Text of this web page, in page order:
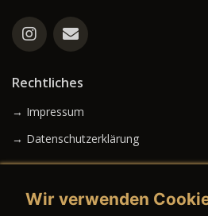
Rechtliches
→ Impressum
→ Datenschutzerklärung
Wir verwenden